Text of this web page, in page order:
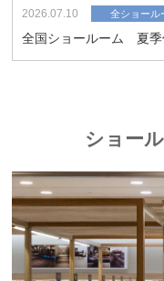
2026.07.10 全ショール
全国ショールーム 夏季
ショー